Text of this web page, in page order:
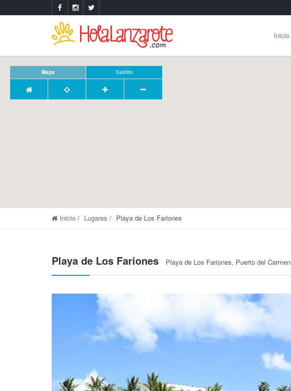
Inicio
Mapa Satélite
Inicio Lugares Playa de Los Fariones
Playa de Los Fariones Playa de Los Fariones, Puerto del Carmen